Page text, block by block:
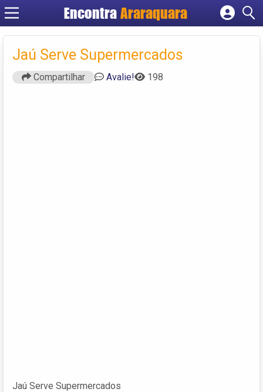
EncontraAraraquara
Cadastrar empresa
Criar conta
Jaú Serve Supermercados
Compartilhar Avalie! 198
Jaú Serve Supermercados